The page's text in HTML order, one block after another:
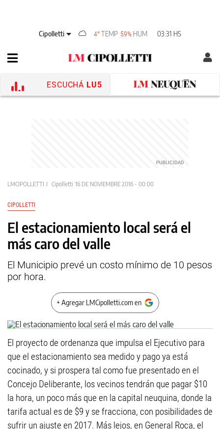
Cipolletti 4°TEMP 59% HUM 03:31 HS
ESCUCHÁ LU5
LMCIPOLLETTI Cipolletti 16 DE NOVIEMBRE 2016 - 00:00
CIPOLLETTI
El estacionamiento local será el
más caro del valle
El Municipio prevé un costo mínimo de 10 pesos
por hora.
+ Agregar LMCipolletti.com en
El proyecto de ordenanza que impulsa el Ejecutivo para
que el estacionamiento sea medido y pago ya está
cocinado, y si prospera tal como fue presentado en el
Concejo Deliberante, los vecinos tendrán que pagar $10
la hora, un poco más que en la capital neuquina, donde la
tarifa actual es de $9 y se fracciona, con posibilidades de
sufrir un ajuste en 2017. Más lejos, en General Roca, el